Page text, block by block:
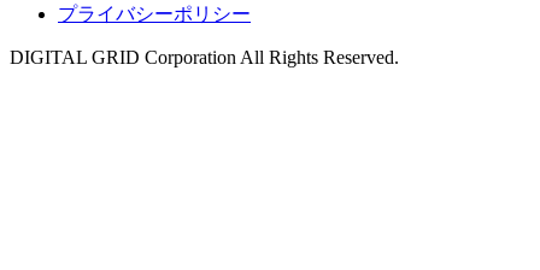
プライバシーポリシー
DIGITAL GRID Corporation All Rights Reserved.